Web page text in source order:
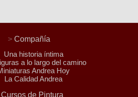
> Compañía
Una historia íntima
a lo largo del camino
Andrea Hoy
La Calidad Andrea
Cursos de Pintura